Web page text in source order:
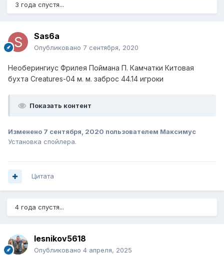
3 года спустя...
Sas6a
Опубликовано 7 сентября, 2020
Необерингиус Фрилея Поймана П. Камчатки Китовая
бухта Creatures-04 м. м. заброс 44.14 игроки
Показать контент
Изменено 7 сентября, 2020 пользователем Максимус
Установка спойлера.
Цитата
4 года спустя...
lesnikov5618
Опубликовано 4 апреля, 2025